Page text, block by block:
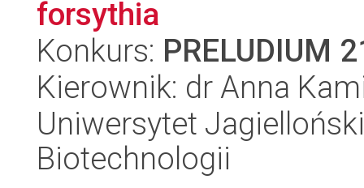
forsythia
Konkurs: PRELUDIUM
Kierownik: dr Anna
Uniwersytet
Biotechnologii